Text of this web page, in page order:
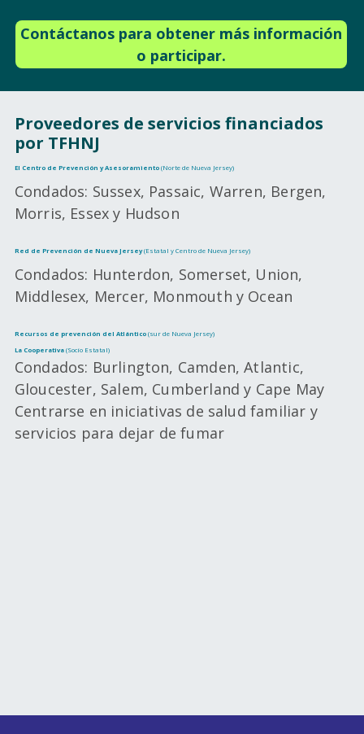
Contáctanos para obtener más información
o participar.
Proveedores de servicios financiados
por TFHNJ
El Centro de Prevención y Asesoramiento (Norte de Nueva Jersey)
Condados: Sussex, Passaic, Warren, Bergen,
Morris, Essex y Hudson
Red de Prevención de Nueva Jersey(Estatal y Centro de Nueva Jersey)
Condados: Hunterdon, Somerset, Union,
Middlesex, Mercer, Monmouth y Ocean
Recursos de prevención del Atlántico (sur de Nueva Jersey)
Condados: Burlington, Camden, Atlantic,
Gloucester, Salem, Cumberland y Cape May
La Cooperativa (Socio Estatal)
Centrarse en iniciativas de salud familiar y
servicios para dejar de fumar